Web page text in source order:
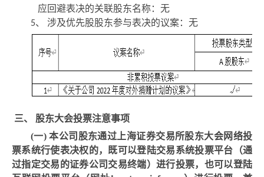
应回避表决的关联股东名称： 无
5、 涉及优先股股东参与表决的议案： 无
三、 股东大会投票注意事项
(一)本公司股东通过上海证券交易所股东大会网络投
票系统行使表决权的，既可以登陆交易系统投票平台（通
过指定交易的证券公司交易终端）进行投票，也可以登陆